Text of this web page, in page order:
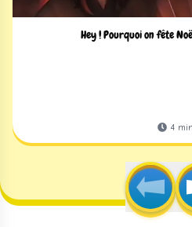
Hey ! Pourquoi on fête
4 min